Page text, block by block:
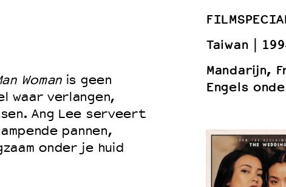
Womanis geen
waar verlangen,
Ang Lee serveert
pannen,
onder je huid
Taiwan
Mandarijn,
Engels